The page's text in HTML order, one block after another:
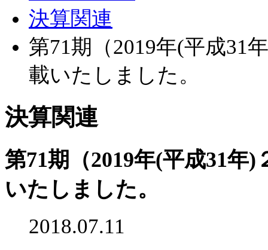
決算関連
第71期（2019年(平成31
載いたしました。
決算関連
第71期（2019年(平成31年
いたしました。
2018.07.11